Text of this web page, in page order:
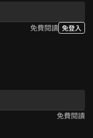
免費閱讀 免登入
免費閱讀